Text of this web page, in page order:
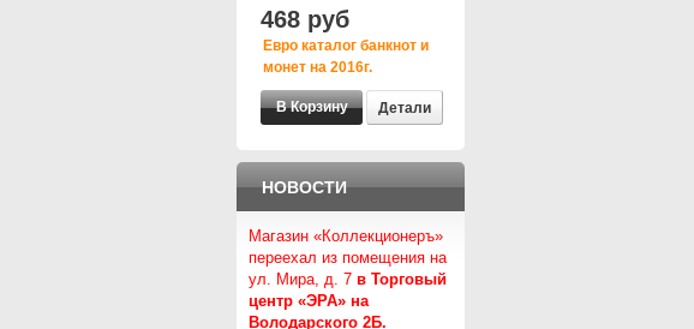
468 руб
Евро каталог банкнот и
монет на 2016г.
Детали
НОВОСТИ
Магазин «Коллекционеръ»
переехал из помещения на
ул. Мира, д. 7 в Торговый
центр «ЭРА» на
Володарского 2Б.